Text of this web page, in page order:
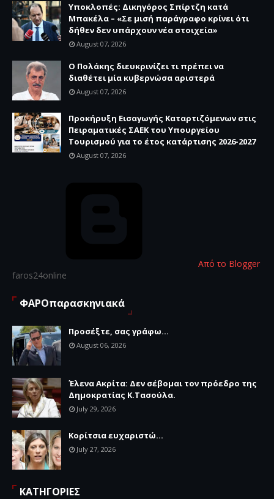
Υποκλοπές: Δικηγόρος Σπίρτζη κατά
Μπακέλα – «Σε μισή παράγραφο κρίνει ότι
δήθεν δεν υπάρχουν νέα στοιχεία»
August 07, 2026
Ο Πολάκης διευκρινίζει τι πρέπει να
διαθέτει μία κυβερνώσα αριστερά
August 07, 2026
Προκήρυξη Εισαγωγής Καταρτιζόμενων στις
Πειραματικές ΣΑΕΚ του Υπουργείου
Τουρισμού για το έτος κατάρτισης 2026-2027
August 07, 2026
Από το Blogger
faros24online
ΦΑΡΟπαρασκηνιακά
Προσέξτε, σας γράφω...
August 06, 2026
Έλενα Ακρίτα: Δεν σέβομαι τον πρόεδρο της
Δημοκρατίας Κ.Τασούλα.
July 29, 2026
Κορίτσια ευχαριστώ...
July 27, 2026
ΚΑΤΗΓΟΡΙΕΣ